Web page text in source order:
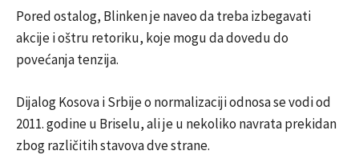
Pored ostalog, Blinken je naveo da treba izbegavati
akcije i oštru retoriku, koje mogu da dovedu do
povećanja tenzija.
Dijalog Kosova i Srbije o normalizaciji odnosa se vodi od
2011. godine u Briselu, ali je u nekoliko navrata prekidan
zbog različitih stavova dve strane.